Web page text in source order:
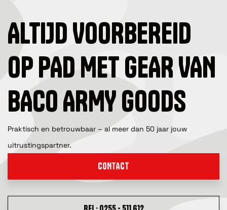
ALTIJD VOORBEREID
OP PAD MET GEAR VAN
BACO ARMY GOODS
Praktisch en betrouwbaar – al meer dan 50 jaar jouw
uitrustingspartner.
CONTACT